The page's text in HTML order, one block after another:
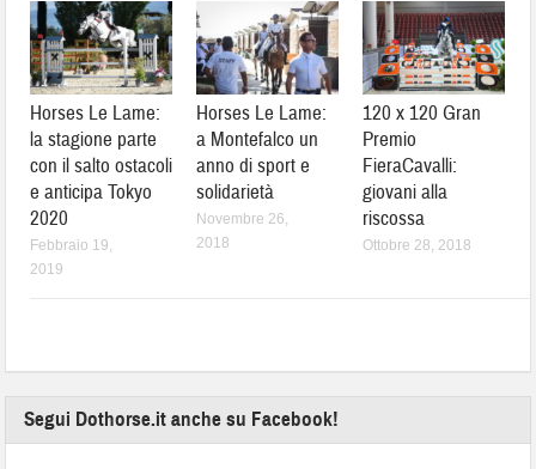
Horses Le Lame:
la stagione parte
con il salto ostacoli
e anticipa Tokyo
2020
Febbraio 19,
2019
Horses Le Lame:
a Montefalco un
anno di sport e
solidarietà
Novembre 26,
2018
120 x 120 Gran
Premio
FieraCavalli:
giovani alla
riscossa
Ottobre 28, 2018
Segui Dothorse.it anche su Facebook!